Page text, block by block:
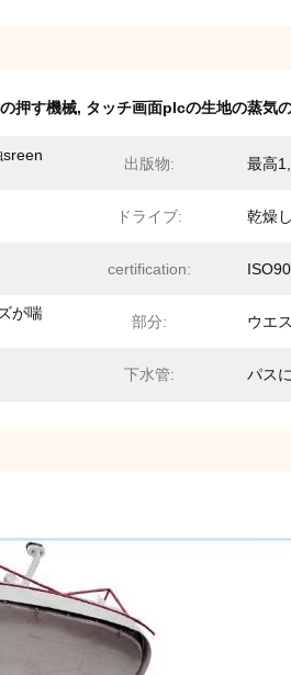
押す機械, タッチ画面plcの生地の蒸気
sreen
出版物: 最高
ドライブ: 乾燥
certification:
が喘
部分: ウエ
下水管: パス